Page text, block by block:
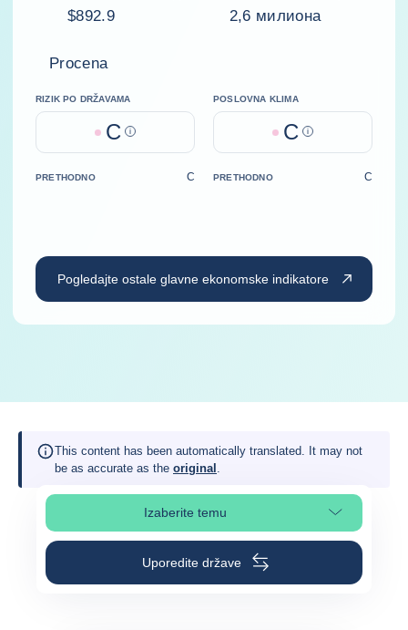
$892.9 2,6 милиона
Procena
RIZIK PO DRŽAVAMA
C Help
POSLOVNA KLIMA
C Help
PRETHODNO C PRETHODNO C
Pogledajte ostale glavne ekonomske indikatore
This content has been automatically translated. It may not
be as accurate as the original .
Izaberite temuIzaberite poglavlje stranice
Uporedite države